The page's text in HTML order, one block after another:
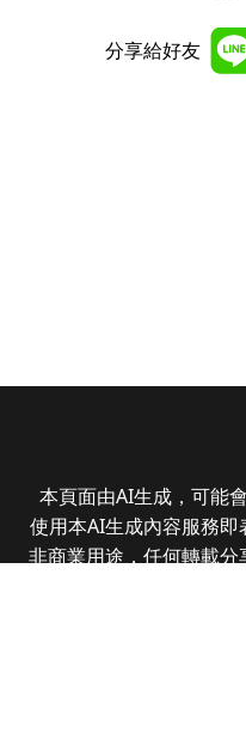
分享給好友
本頁面由AI生成，可能
使用本AI生成內容服務
非商業用途，任何轉載